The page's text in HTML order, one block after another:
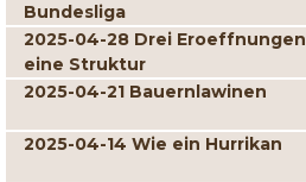
Bundesliga
2025-04-28 Drei Eroeffnungen
eine Struktur
2025-04-21 Bauernlawinen
2025-04-14 Wie ein Hurrikan